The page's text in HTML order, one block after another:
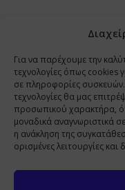
Για να παρέχουμε την
τεχνολογίες όπως cookies
σε πληροφορίες
τεχνολογίες θα μας
προσωπικού χαρακτήρα,
μοναδικά αναγνωριστικά
η ανάκληση της
ορισμένες λειτουργίες και
Copyright
www.PharmaManage.gr
•